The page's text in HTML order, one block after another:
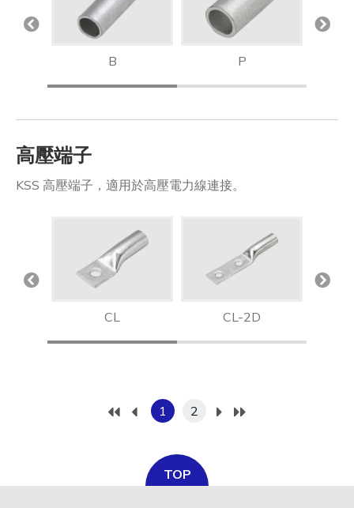
B P
高壓端子
KSS 高壓端子，適用於高壓電力線連接。
CL CL-2D
1 2
TOP